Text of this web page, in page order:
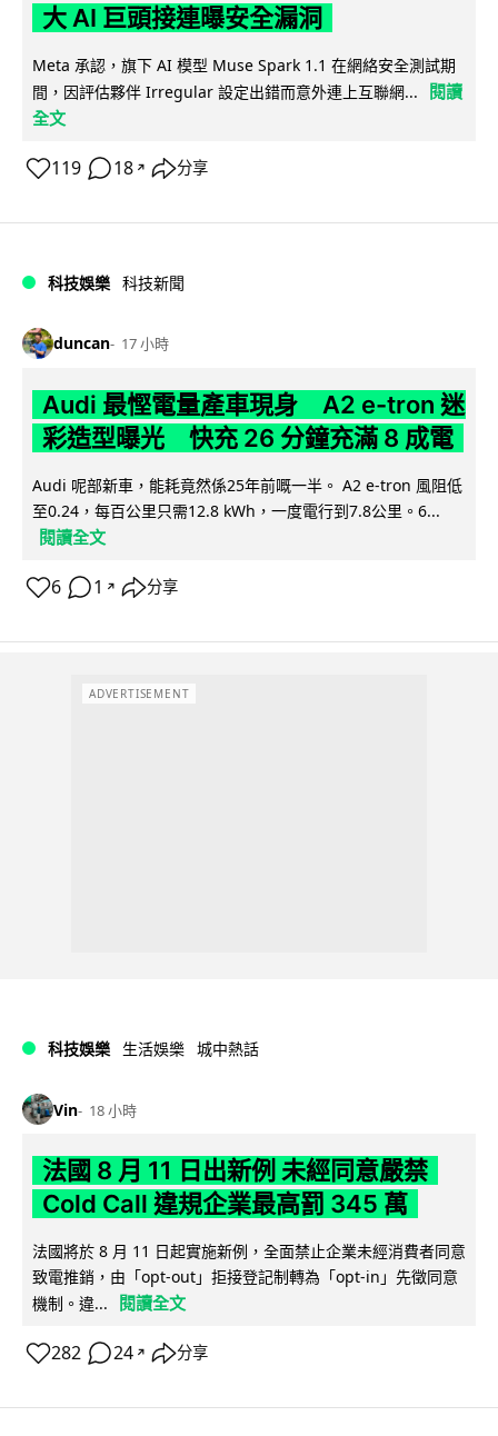
大 AI 巨頭接連曝安全漏洞
Meta 承認，旗下 AI 模型 Muse Spark 1.1 在網絡安全測試期
間，因評估夥伴 Irregular 設定出錯而意外連上互聯網...
閱讀
全文
119 18 ↗ 分享
科技娛樂 科技新聞
duncan 17 小時
Audi 最慳電量產車現身 A2 e-tron 迷
彩造型曝光 快充 26 分鐘充滿 8 成電
Audi 呢部新車，能耗竟然係25年前嘅一半。 A2 e-tron 風阻低
至0.24，每百公里只需12.8 kWh，一度電行到7.8公里。6...
閱讀全文
6 1 ↗ 分享
ADVERTISEMENT
科技娛樂 生活娛樂 城中熱話
Vin 18 小時
法國 8 月 11 日出新例 未經同意嚴禁
Cold Call 違規企業最高罰 345 萬
法國將於 8 月 11 日起實施新例，全面禁止企業未經消費者同意
致電推銷，由「opt-out」拒接登記制轉為「opt-in」先徵同意
機制。違...
閱讀全文
282 24 ↗ 分享